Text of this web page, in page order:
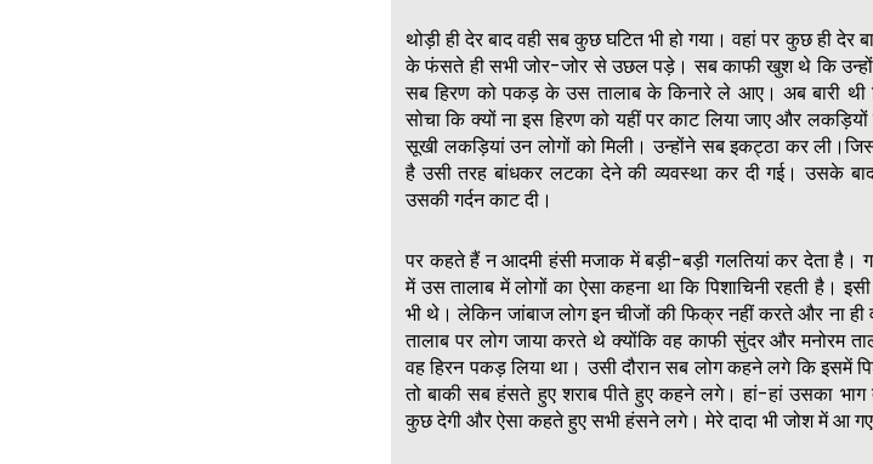
थोड़ी ही देर बाद वही सब कुछ घटित भी हो गया। वहां पर कुछ ही
के फंसते ही सभी जोर-जोर से उछल पड़े। सब काफी खुश थे कि
सब हिरण को पकड़ के उस तालाब के किनारे ले आए। अब बारी
सोचा कि क्यों ना इस हिरण को यहीं पर काट लिया जाए और
सूखी लकड़ियां उन लोगों को मिली। उन्होंने सब इकट्ठा कर
है उसी तरह बांधकर लटका देने की व्यवस्था कर दी गई। उसके बाद
उसकी गर्दन काट दी।
पर कहते हैं न आदमी हंसी मजाक में बड़ी-बड़ी गलतियां कर देता है।
में उस तालाब में लोगों का ऐसा कहना था कि पिशाचिनी रहती है।
भी थे। लेकिन जांबाज लोग इन चीजों की फिक्र नहीं करते और ना
तालाब पर लोग जाया करते थे क्योंकि वह काफी सुंदर और मनोरम
वह हिरन पकड़ लिया था। उसी दौरान सब लोग कहने लगे कि इसमें
तो बाकी सब हंसते हुए शराब पीते हुए कहने लगे। हां-हां उसका भाग
कुछ देगी और ऐसा कहते हुए सभी हंसने लगे। मेरे दादा भी जोश में आ